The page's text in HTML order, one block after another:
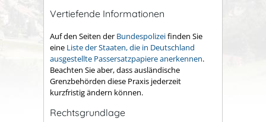
Vertiefende Informationen
Auf den Seiten der Bundespolizeifinden Sie
eine Liste der Staaten, die in Deutschland
ausgestellte Passersatzpapiere anerkennen.
Beachten Sie aber, dass ausländische
Grenzbehörden diese Praxis jederzeit
kurzfristig ändern können.
Rechtsgrundlage